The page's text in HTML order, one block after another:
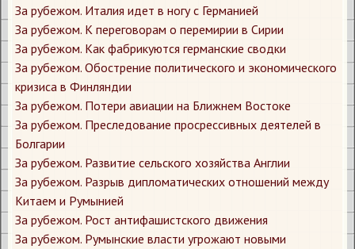
За рубежом. Италия идет в ногу с Германией
За рубежом. К переговорам о перемирии в Сирии
За рубежом. Как фабрикуются германские сводки
За рубежом. Обострение политического и экономического
кризиса в Финляндии
За рубежом. Потери авиации на Ближнем Востоке
За рубежом. Преследование просрессивных деятелей в
Болгарии
За рубежом. Развитие сельского хозяйства Англии
За рубежом. Разрыв дипломатических отношений между
Китаем и Румынией
За рубежом. Рост антифашистского движения
За рубежом. Румынские власти угрожают новыми